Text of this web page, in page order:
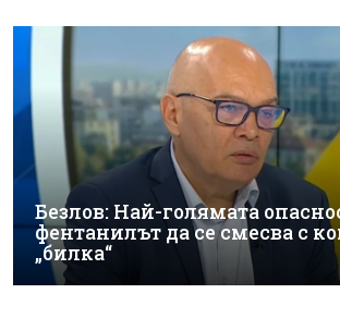
Безлов: Най-голямата
фентанилът да се смесва с
„билка“